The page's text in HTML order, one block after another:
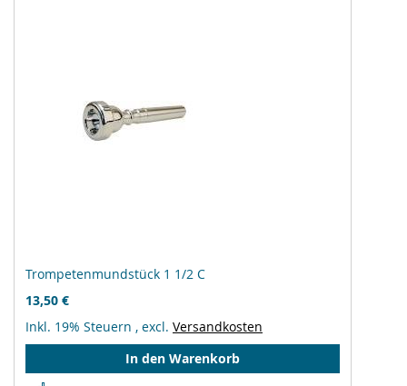
Trompetenmundstück 1 1/2 C
13,50 €
Inkl. 19% Steuern , excl. Versandkosten
In den Warenkorb